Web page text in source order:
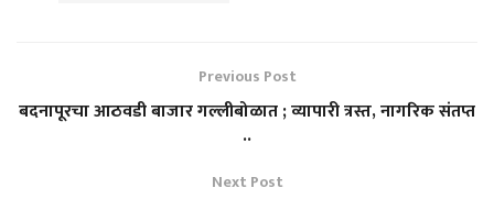
Previous Post
बदनापूरचा आठवडी बाजार गल्लीबोळात ; व्यापारी त्रस्त, नागरिक संतप्त
..
Next Post